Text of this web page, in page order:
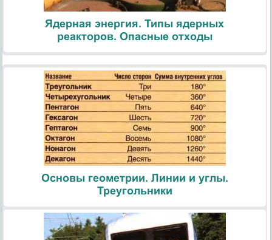
Ядерная энергия. Типы ядерных
реакторов. Опасные отходы
Основы геометрии. Линии и углы.
Треугольники